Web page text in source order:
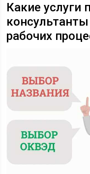
Какие услуги
рабочих